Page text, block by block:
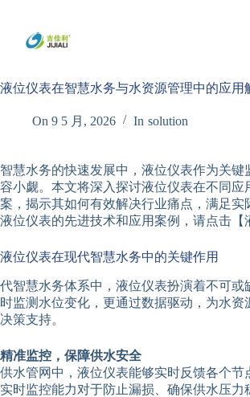
内
液位仪表在智慧水务与水资源管理中的应用
On 9 5 月, 2026 In solution
智慧水务的快速发展中，液位仪表作为关键
容小觑。本文将深入探讨液位仪表在不同应
案，揭示其如何有效解决行业痛点，满足实
液位仪表的先进技术和应用案例，请点击【
液位仪表在现代智慧水务中的关键作用
代智慧水务体系中，液位仪表扮演着不可或
时监测水位变化，更通过数据驱动，为水资
决策支持。
精准监控，保障供水安全
供水管网中，液位仪表能够实时反馈各个节
实时监控能力对于防止漏损、确保供水压力